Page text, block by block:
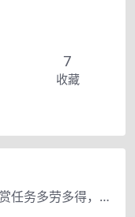
7
收藏
赏帮赚悬赏奖励到账200元，悬赏任务多劳多得，人人可做。